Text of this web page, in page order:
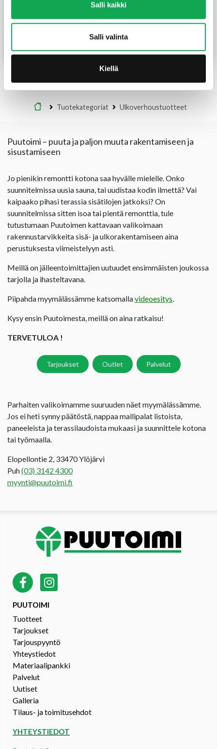
Salli kaikki
Salli valinta
Kiellä
Vinorima 42X42/32 mm
pohjamaalattu valkoinen
Lue lisää
Saumarima 20X45 mm
koriste käsittelemätön
1,45
Lue lisää
Etusivu
Tuotekategoriat Ulkoverhoustuotteet
Puutoimi – puuta ja paljon muuta rakentamiseen ja
sisustamiseen
Jo pienikin remontti kotona saa hyvälle mielelle. Onko
suunnitelmissa uusia sauna, tai uudistaa kodin ilmettä? Vai
kaipaako pihasi terassia sisätilojen jatkoksi? On
suunnitelmissa sitten isoa tai pientä remonttia, tule
tutustumaan Puutoimen kattavaan valikoimaan
rakennustarvikkeita sisä- ja ulkorakentamiseen aina
perustuksesta viimeistelyyn asti.
Meillä on jälleentoimittajien uutuudet ensimmäisten joukossa
tarjolla ja ihasteltavana.
Piipahda myymälässämme katsomallavideoesitys.
Kysy ensin Puutoimesta, meillä on aina ratkaisu!
TERVETULOA !
Tarjoukset Outlet Palvelut
Parhaiten valikoimamme suuruuden näet myymälässämme.
Jos ei heti synny päätöstä, nappaa mallipalat listoista,
paneeleista ja terassilaudoista mukaasi ja suunnittele kotona
tai työmaalla.
Elopellontie 2, 33470 Ylöjärvi
Puh(03) 3142 4300
myynti@puutoimi.fi
PUUTOIMI
Tuotteet
Tarjoukset
Tarjouspyyntö
Yhteystiedot
Materiaalipankki
Palvelut
Uutiset
Galleria
Tilaus- ja toimitusehdot
YHTEYSTIEDOT